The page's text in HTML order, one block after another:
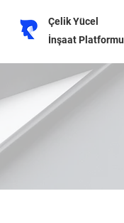
Çelik Yücel
İnşaat Platformu